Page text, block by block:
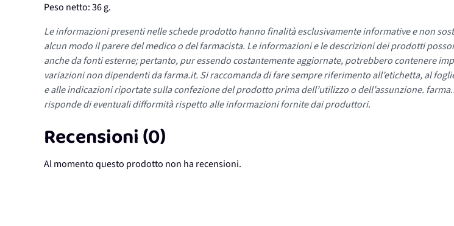
Peso netto: 36 g.
Le informazioni presenti nelle schede prodotto hanno finalità esclusivamente informative e non
alcun modo il parere del medico o del farmacista. Le informazioni e le descrizioni dei prodotti
anche da fonti esterne; pertanto, pur essendo costantemente aggiornate, potrebbero contenere
variazioni non dipendenti da farma.it. Si raccomanda di fare sempre riferimento all’etichetta, al
e alle indicazioni riportate sulla confezione del prodotto prima dell’utilizzo o dell’assunzione.
risponde di eventuali difformità rispetto alle informazioni fornite dai produttori.
Recensioni (0)
Al momento questo prodotto non ha recensioni.